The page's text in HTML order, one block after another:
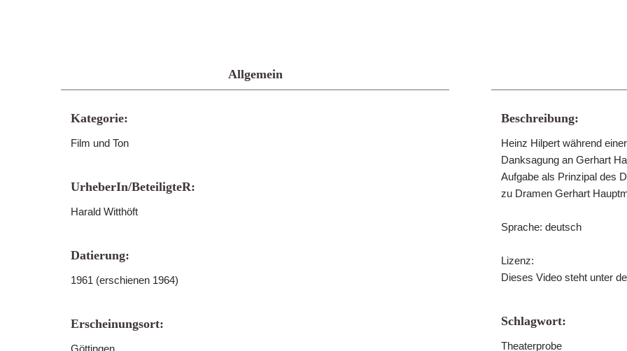
Allgemein
Kategorie:
Film und Ton
UrheberIn/BeteiligteR:
Harald Witthöft
Datierung:
1961 (erschienen 1964)
Erscheinungsort:
Göttingen
Beschreibung:
Heinz Hilpert während
Danksagung an Gerhart
Aufgabe als Prinzipal des
zu Dramen Gerhart
Sprache: deutsch
Lizenz:
Dieses Video steht unter
Schlagwort:
Theaterprobe